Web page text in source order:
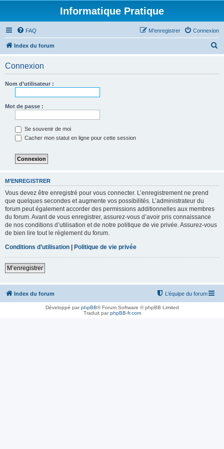
Informatique Pratique
FAQ Connexion
M’enregistrer
Index du forum
Connexion
Nom d’utilisateur :
Mot de passe :
Se souvenir de moi
Cacher mon statut en ligne pour cette session
M’ENREGISTRER
Vous devez être enregistré pour vous connecter. L’enregistrement ne prend
que quelques secondes et augmente vos possibilités. L’administrateur du
forum peut également accorder des permissions additionnelles aux membres
du forum. Avant de vous enregistrer, assurez-vous d’avoir pris connaissance
de nos conditions d’utilisation et de notre politique de vie privée. Assurez-vous
de bien lire tout le règlement du forum.
Conditions d’utilisation | Politique de vie privée
M’enregistrer
Index du forum L’équipe du forum
Développé parphpBB® Forum Software © phpBB Limited
Traduit parphpBB-fr.com